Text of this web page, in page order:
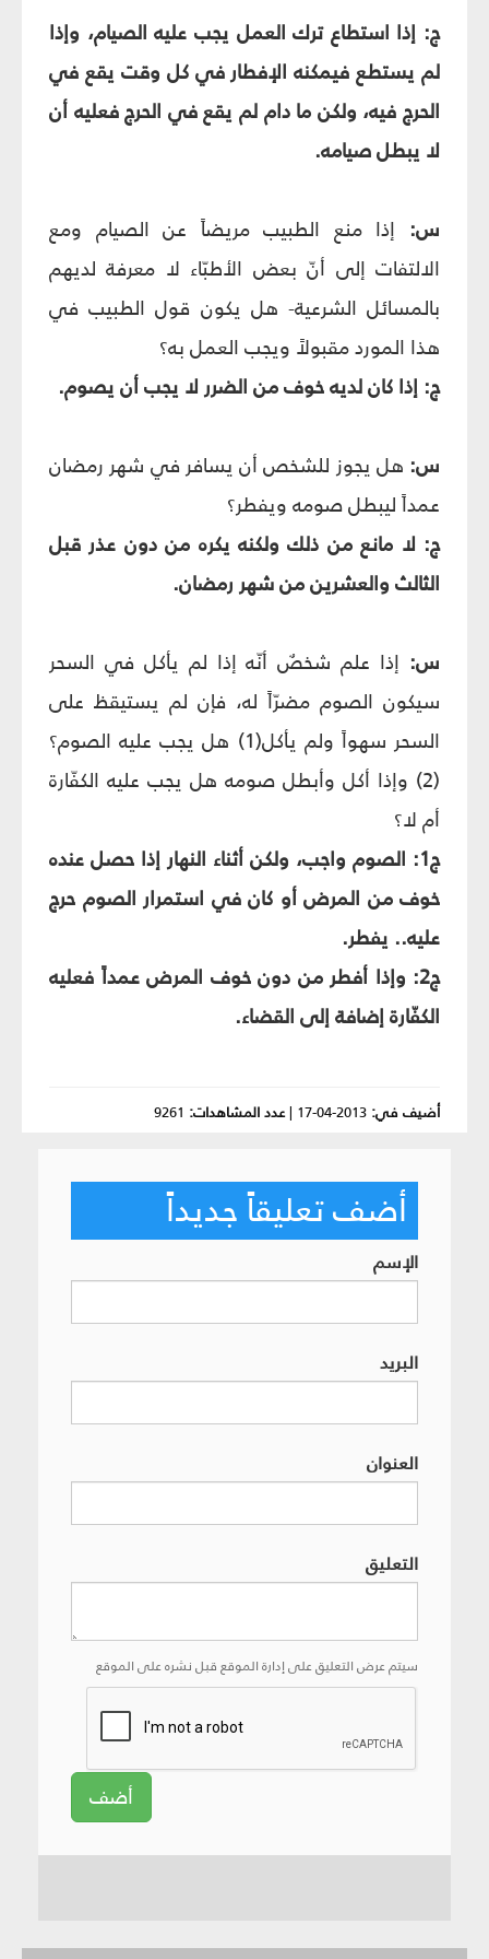
ج: إذا استطاع ترك العمل يجب عليه الصيام، وإذا
لم يستطع فيمكنه الإفطار في كل وقت يقع في
الحرج فيه، ولكن ما دام لم يقع في الحرج فعليه أن
لا يبطل صيامه.
س: إذا منع الطبيب مريضاً عن الصيام ومع
الالتفات إلى أنّ بعض الأطبّاء لا معرفة لديهم
بالمسائل الشرعية- هل يكون قول الطبيب في
هذا المورد مقبولاً ويجب العمل به؟
ج: إذا كان لديه خوف من الضرر لا يجب أن يصوم.
س: هل يجوز للشخص أن يسافر في شهر رمضان
عمداً ليبطل صومه ويفطر؟
ج: لا مانع من ذلك ولكنه يكره من دون عذر قبل
الثالث والعشرين من شهر رمضان.
س: إذا علم شخصٌ أنّه إذا لم يأكل في السحر
سيكون الصوم مضرّاً له، فإن لم يستيقظ على
السحر سهواً ولم يأكل(1) هل يجب عليه الصوم؟
(2) وإذا أكل وأبطل صومه هل يجب عليه الكفّارة
أم لا؟
ج1: الصوم واجب، ولكن أثناء النهار إذا حصل عنده
خوف من المرض أو كان في استمرار الصوم حرج
عليه.. يفطر.
ج2: وإذا أفطر من دون خوف المرض عمداً فعليه
الكفّارة إضافة إلى القضاء.
أضيف في: 2013-04-17
|عدد المشاهدات: 9261
أضف تعليقاً جديداً
الإسم
البريد
العنوان
التعليق
سيتم عرض التعليق على إدارة الموقع قبل نشره على الموقع
أضف